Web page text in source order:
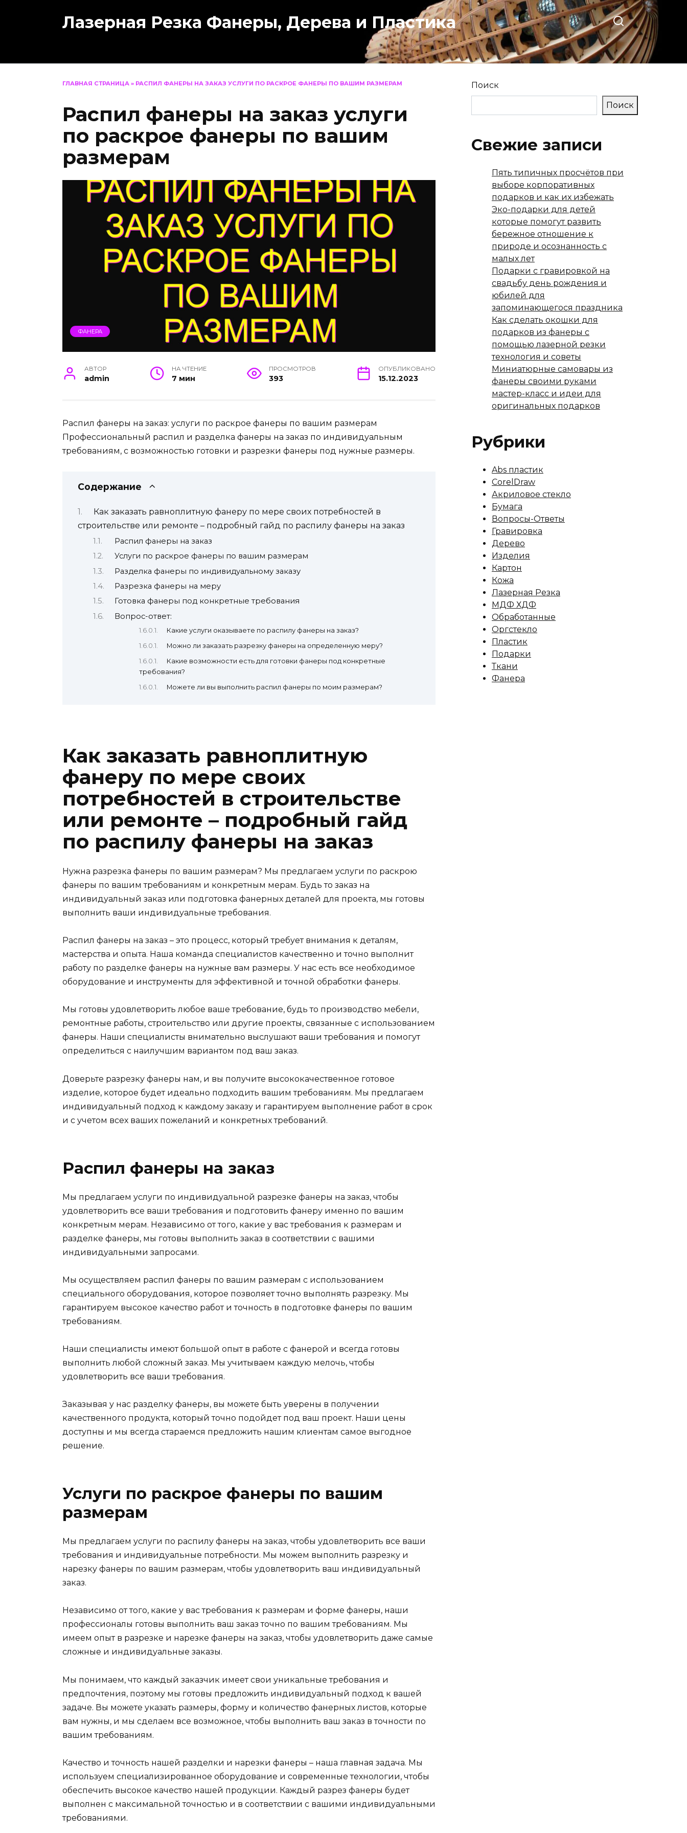
Лазерная Резка Фанеры, Дерева и Пластика
ГЛАВНАЯ СТРАНИЦА » РАСПИЛ ФАНЕРЫ НА ЗАКАЗ УСЛУГИ ПО РАСКРОЕ ФАНЕРЫ ПО ВАШИМ РАЗМЕРАМ
Распил фанеры на заказ услуги
по раскрое фанеры по вашим
размерам
ФАНЕРА
АВТОР
admin
НА ЧТЕНИЕ
7 мин
ПРОСМОТРОВ
393
ОПУБЛИКОВАНО
15.12.2023
Распил фанеры на заказ: услуги по раскрое фанеры по вашим размерам
Профессиональный распил и разделка фанеры на заказ по индивидуальным
требованиям, с возможностью готовки и разрезки фанеры под нужные размеры.
Содержание
Как заказать равноплитную фанеру по мере своих потребностей в
строительстве или ремонте – подробный гайд по распилу фанеры на заказ
Распил фанеры на заказ
Услуги по раскрое фанеры по вашим размерам
Разделка фанеры по индивидуальному заказу
Разрезка фанеры на меру
Готовка фанеры под конкретные требования
Вопрос-ответ:
Какие услуги оказываете по распилу фанеры на заказ?
Можно ли заказать разрезку фанеры на определенную меру?
Какие возможности есть для готовки фанеры под конкретные
требования?
Можете ли вы выполнить распил фанеры по моим размерам?
Как заказать равноплитную
фанеру по мере своих
потребностей в строительстве
или ремонте – подробный гайд
по распилу фанеры на заказ
Нужна разрезка фанеры по вашим размерам? Мы предлагаем услуги по раскрою
фанеры по вашим требованиям и конкретным мерам. Будь то заказ на
индивидуальный заказ или подготовка фанерных деталей для проекта, мы готовы
выполнить ваши индивидуальные требования.
Распил фанеры на заказ – это процесс, который требует внимания к деталям,
мастерства и опыта. Наша команда специалистов качественно и точно выполнит
работу по разделке фанеры на нужные вам размеры. У нас есть все необходимое
оборудование и инструменты для эффективной и точной обработки фанеры.
Мы готовы удовлетворить любое ваше требование, будь то производство мебели,
ремонтные работы, строительство или другие проекты, связанные с использованием
фанеры. Наши специалисты внимательно выслушают ваши требования и помогут
определиться с наилучшим вариантом под ваш заказ.
Доверьте разрезку фанеры нам, и вы получите высококачественное готовое
изделие, которое будет идеально подходить вашим требованиям. Мы предлагаем
индивидуальный подход к каждому заказу и гарантируем выполнение работ в срок
и с учетом всех ваших пожеланий и конкретных требований.
Распил фанеры на заказ
Мы предлагаем услуги по индивидуальной разрезке фанеры на заказ, чтобы
удовлетворить все ваши требования и подготовить фанеру именно по вашим
конкретным мерам. Независимо от того, какие у вас требования к размерам и
разделке фанеры, мы готовы выполнить заказ в соответствии с вашими
индивидуальными запросами.
Мы осуществляем распил фанеры по вашим размерам с использованием
специального оборудования, которое позволяет точно выполнять разрезку. Мы
гарантируем высокое качество работ и точность в подготовке фанеры по вашим
требованиям.
Наши специалисты имеют большой опыт в работе с фанерой и всегда готовы
выполнить любой сложный заказ. Мы учитываем каждую мелочь, чтобы
удовлетворить все ваши требования.
Заказывая у нас разделку фанеры, вы можете быть уверены в получении
качественного продукта, который точно подойдет под ваш проект. Наши цены
доступны и мы всегда стараемся предложить нашим клиентам самое выгодное
решение.
Услуги по раскрое фанеры по вашим
размерам
Мы предлагаем услуги по распилу фанеры на заказ, чтобы удовлетворить все ваши
требования и индивидуальные потребности. Мы можем выполнить разрезку и
нарезку фанеры по вашим размерам, чтобы удовлетворить ваш индивидуальный
заказ.
Независимо от того, какие у вас требования к размерам и форме фанеры, наши
профессионалы готовы выполнить ваш заказ точно по вашим требованиям. Мы
имеем опыт в разрезке и нарезке фанеры на заказ, чтобы удовлетворить даже самые
сложные и индивидуальные заказы.
Мы понимаем, что каждый заказчик имеет свои уникальные требования и
предпочтения, поэтому мы готовы предложить индивидуальный подход к вашей
задаче. Вы можете указать размеры, форму и количество фанерных листов, которые
вам нужны, и мы сделаем все возможное, чтобы выполнить ваш заказ в точности по
вашим требованиям.
Качество и точность нашей разделки и нарезки фанеры – наша главная задача. Мы
используем специализированное оборудование и современные технологии, чтобы
обеспечить высокое качество нашей продукции. Каждый разрез фанеры будет
выполнен с максимальной точностью и в соответствии с вашими индивидуальными
требованиями.
Поиск
Поиск
Свежие записи
Пять типичных просчётов при
выборе корпоративных
подарков и как их избежать
Эко-подарки для детей
которые помогут развить
бережное отношение к
природе и осознанность с
малых лет
Подарки с гравировкой на
свадьбу день рождения и
юбилей для
запоминающегося праздника
Как сделать окошки для
подарков из фанеры с
помощью лазерной резки
технология и советы
Миниатюрные самовары из
фанеры своими руками
мастер-класс и идеи для
оригинальных подарков
Рубрики
Abs пластик
CorelDraw
Акриловое стекло
Бумага
Вопросы-Ответы
Гравировка
Дерево
Изделия
Картон
Кожа
Лазерная Резка
МДФ ХДФ
Обработанные
Оргстекло
Пластик
Подарки
Ткани
Фанера